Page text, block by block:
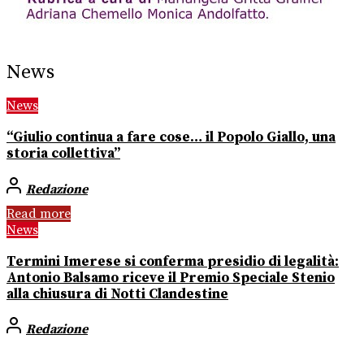
News
News
“Giulio continua a fare cose… il Popolo Giallo, una
storia collettiva”
Redazione
Read more
News
Termini Imerese si conferma presidio di legalità:
Antonio Balsamo riceve il Premio Speciale Stenio
alla chiusura di Notti Clandestine
Redazione